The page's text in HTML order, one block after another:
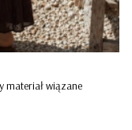
materiał wiązane